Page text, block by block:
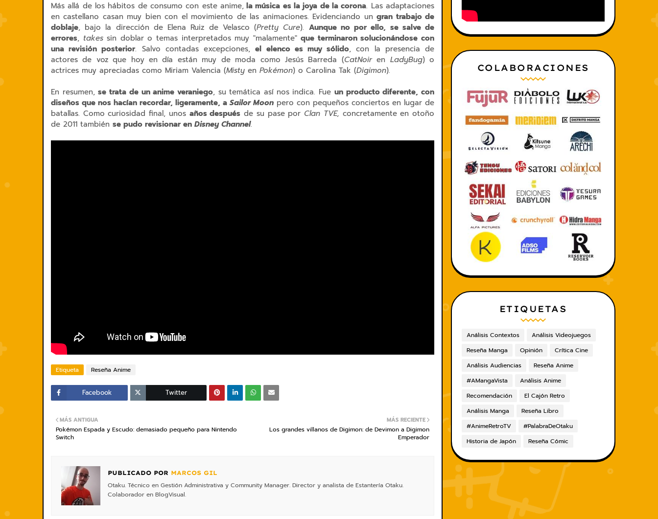
Más allá de los hábitos de consumo con este anime,la música es la joya de la corona. Las adaptaciones
en castellano casan muy bien con el movimiento de las animaciones. Evidenciando ungran trabajo de
doblaje, bajo la dirección de Elena Ruiz de Velasco (Pretty Cure). Aunque no por ello, se salve de
errores, takessin doblar o temas interpretados muy "malamente"que terminaron solucionándose con
una revisión posterior. Salvo contadas excepciones,el elenco es muy sólido, con la presencia de
actores de voz que hoy en día están muy de moda como Jesús Barreda (CatNoiren LadyBug) o
actrices muy apreciadas como Miriam Valencia (Misty en Pokémon) o Carolina Tak (Digimon).
En resumen,se trata de un anime veraniego, su temática así nos indica. Fue un producto diferente, con
diseños que nos hacían recordar, ligeramente, a Sailor Moon pero con pequeños conciertos en lugar de
batallas. Como curiosidad final, unos años después de su pase por Clan TVE, concretamente en otoño
de 2011 también se pudo revisionar en Disney Channel.
Etiqueta Reseña Anime
Facebook Twitter
MÁS RECIENTE
Los grandes villanos de Digimon: de Devimon a Digimon
Emperador
MÁS ANTIGUA
Pokémon Espada y Escudo: demasiado pequeño para Nintendo
Switch
PUBLICADO POR MARCOS GIL
Otaku. Técnico en Gestión Administrativa y Community Manager. Director y analista de Estantería Otaku.
Colaborador en BlogVisual.
COLABORACIONES
ETIQUETAS
Análisis Contextos
Análisis Videojuegos
Reseña Manga
Opinión
Crítica Cine
Análisis Audiencias
Reseña Anime
#AMangaVista
Análisis Anime
Recomendación
El Cajón Retro
Análisis Manga
Reseña Libro
#AnimeRetroTV
#PalabraDeOtaku
Historia de Japón
Reseña Cómic